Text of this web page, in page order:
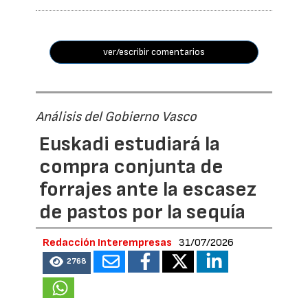
ver/escribir comentarios
Análisis del Gobierno Vasco
Euskadi estudiará la
compra conjunta de
forrajes ante la escasez
de pastos por la sequía
Redacción Interempresas 31/07/2026
2768